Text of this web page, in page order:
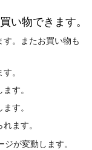
い物できます。
。またお買い物も
。
す。
す。
ます。
が変動します。